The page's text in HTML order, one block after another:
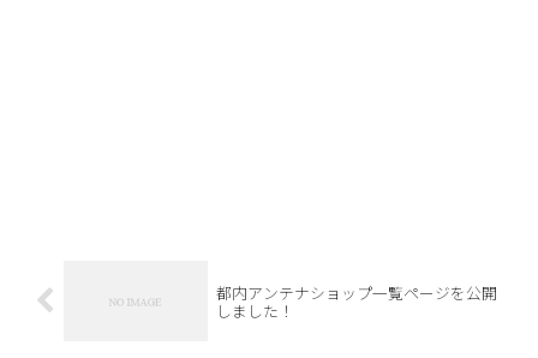
都内アンテナショップ一覧ページを公開
しました！